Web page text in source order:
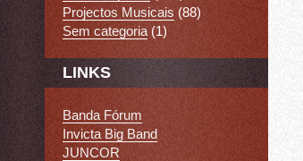
Projectos Musicais (88)
Sem categoria (1)
LINKS
Banda Fórum
Invicta Big Band
JUNCOR